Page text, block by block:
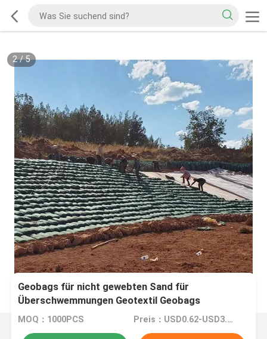
2/5
Geobags für nicht gewebten Sand für
Überschwemmungen Geotextil Geobags
korrosionsbeständig
MOQ：1000PCS Preis：USD0.62-USD3.2 per pcs